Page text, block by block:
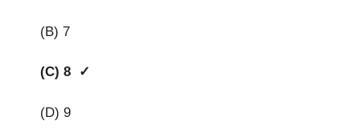
(B) 7
(C) 8 ✓
(D) 9